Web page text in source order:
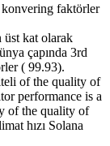
konvering faktörler
üst kat olarak
çapında 3rd
( 99.93).
of the quality of
performance is a
of the quality of
hızı Solana